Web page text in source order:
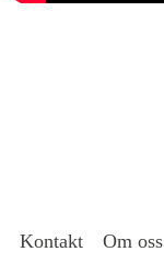
Kontakt Om oss